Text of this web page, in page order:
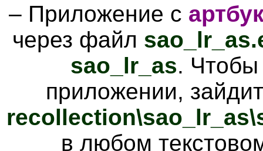
– Приложение с
через файл
sao_lr_as.
приложении,
в любом